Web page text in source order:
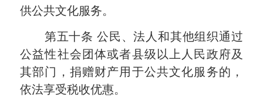
供公共文化服务。
第五十条 公民、法人和其他组织通过
公益性社会团体或者县级以上人民政府及
其部门，捐赠财产用于公共文化服务的，
依法享受税收优惠。